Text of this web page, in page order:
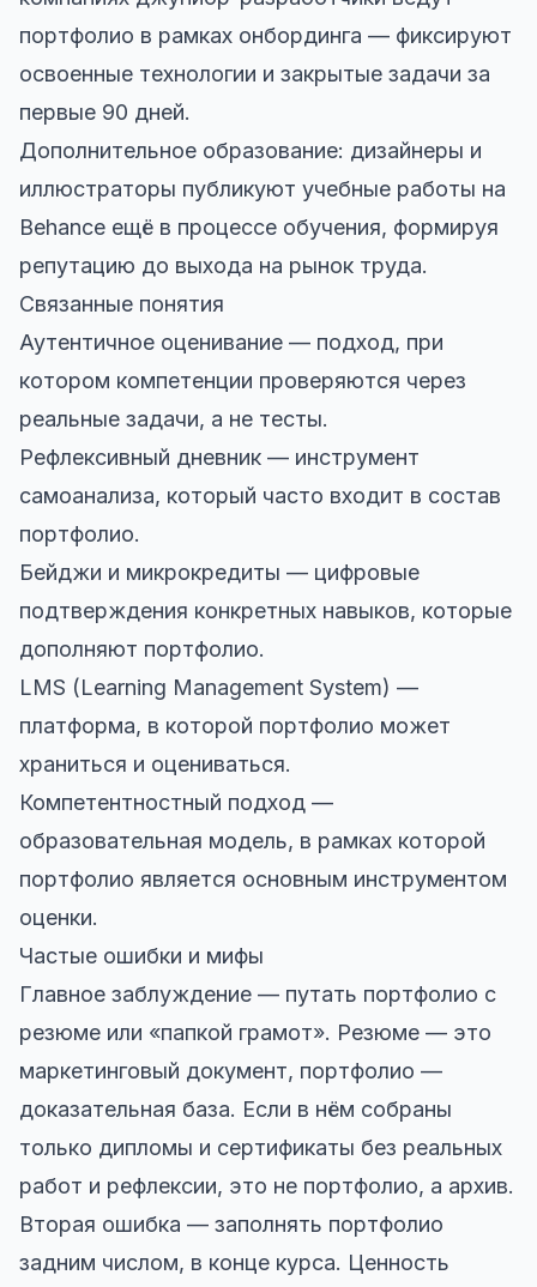
портфолио в рамках онбординга — фиксируют
освоенные технологии и закрытые задачи за
первые 90 дней.
Дополнительное образование: дизайнеры и
иллюстраторы публикуют учебные работы на
Behance ещё в процессе обучения, формируя
репутацию до выхода на рынок труда.
Связанные понятия
Аутентичное оценивание — подход, при
котором компетенции проверяются через
реальные задачи, а не тесты.
Рефлексивный дневник — инструмент
самоанализа, который часто входит в состав
портфолио.
Бейджи и микрокредиты — цифровые
подтверждения конкретных навыков, которые
дополняют портфолио.
LMS (Learning Management System) —
платформа, в которой портфолио может
храниться и оцениваться.
Компетентностный подход —
образовательная модель, в рамках которой
портфолио является основным инструментом
оценки.
Частые ошибки и мифы
Главное заблуждение — путать портфолио с
резюме или «папкой грамот». Резюме — это
маркетинговый документ, портфолио —
доказательная база. Если в нём собраны
только дипломы и сертификаты без реальных
работ и рефлексии, это не портфолио, а архив.
Вторая ошибка — заполнять портфолио
задним числом, в конце курса. Ценность